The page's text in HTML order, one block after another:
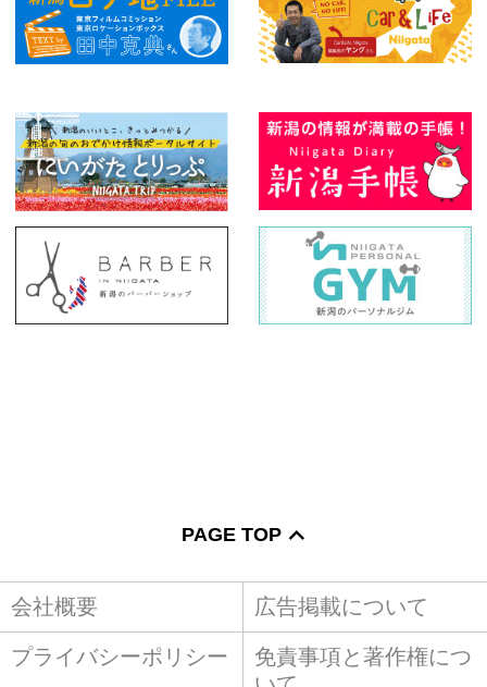
PAGE TOP
会社概要 広告掲載について
プライバシーポリシー
免責事項と著作権につ